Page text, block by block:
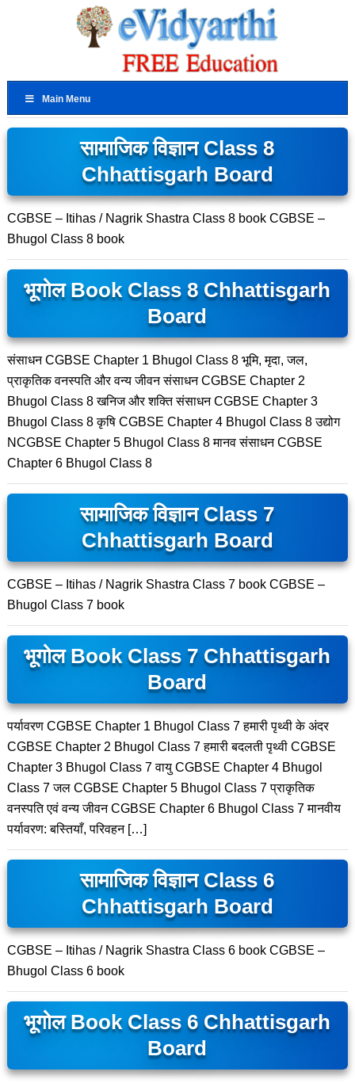
Main Menu
सामाजिक विज्ञान Class 8
Chhattisgarh Board
CGBSE – Itihas / Nagrik Shastra Class 8 book CGBSE –
Bhugol Class 8 book
भूगोल Book Class 8 Chhattisgarh
Board
संसाधन CGBSE Chapter 1 Bhugol Class 8 भूमि, मृदा, जल,
प्राकृतिक वनस्पति और वन्य जीवन संसाधन CGBSE Chapter 2
Bhugol Class 8 खनिज और शक्ति संसाधन CGBSE Chapter 3
Bhugol Class 8 कृषि CGBSE Chapter 4 Bhugol Class 8 उद्योग
NCGBSE Chapter 5 Bhugol Class 8 मानव संसाधन CGBSE
Chapter 6 Bhugol Class 8
सामाजिक विज्ञान Class 7
Chhattisgarh Board
CGBSE – Itihas / Nagrik Shastra Class 7 book CGBSE –
Bhugol Class 7 book
भूगोल Book Class 7 Chhattisgarh
Board
पर्यावरण CGBSE Chapter 1 Bhugol Class 7 हमारी पृथ्वी के अंदर
CGBSE Chapter 2 Bhugol Class 7 हमारी बदलती पृथ्वी CGBSE
Chapter 3 Bhugol Class 7 वायु CGBSE Chapter 4 Bhugol
Class 7 जल CGBSE Chapter 5 Bhugol Class 7 प्राकृतिक
वनस्पति एवं वन्य जीवन CGBSE Chapter 6 Bhugol Class 7 मानवीय
पर्यावरण: बस्तियाँ, परिवहन […]
सामाजिक विज्ञान Class 6
Chhattisgarh Board
CGBSE – Itihas / Nagrik Shastra Class 6 book CGBSE –
Bhugol Class 6 book
भूगोल Book Class 6 Chhattisgarh
Board